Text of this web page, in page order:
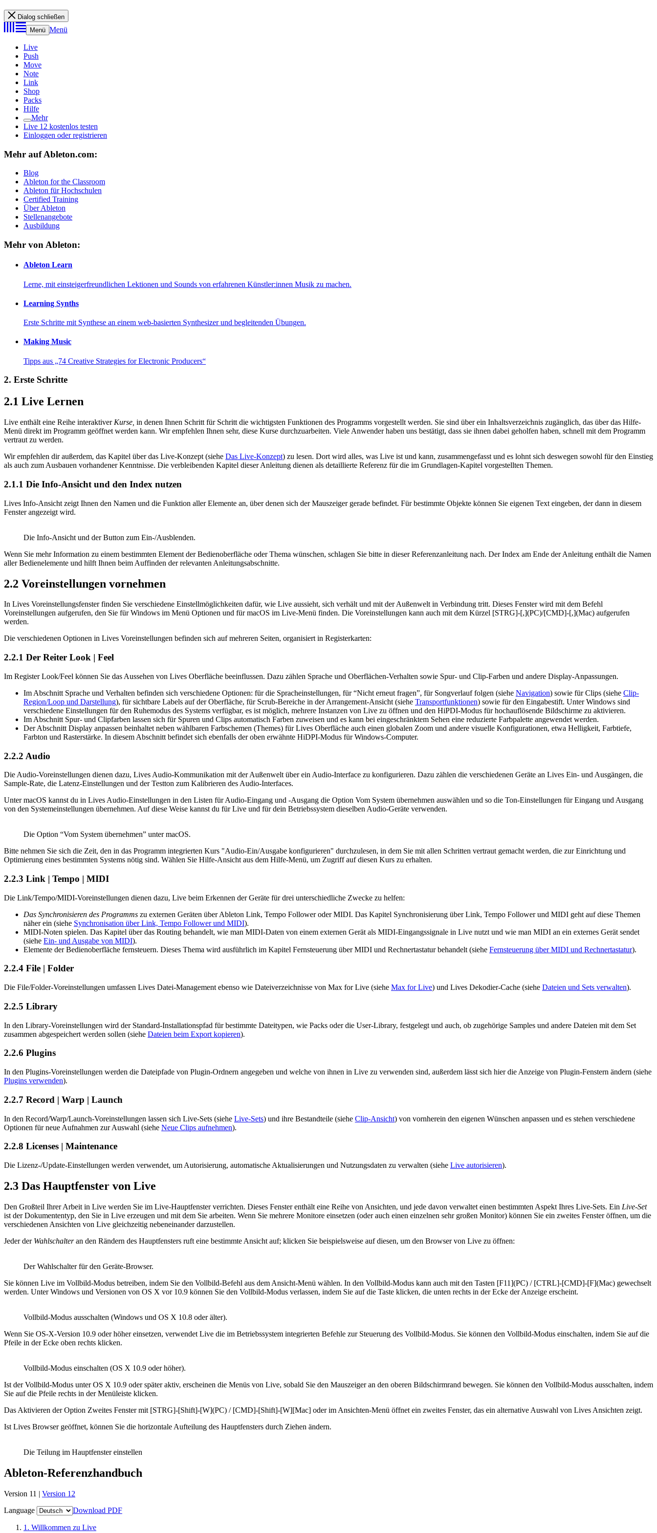
Dialog schließen
Menü Menü
Live
Push
Move
Note
Link
Shop
Packs
Hilfe
Mehr
Live 12 kostenlos testen
Einloggen oder registrieren
Mehr auf Ableton.com:
Blog
Ableton for the Classroom
Ableton für Hochschulen
Certified Training
Über Ableton
Stellenangebote
Ausbildung
Mehr von Ableton:
Ableton Learn
Lerne, mit einsteigerfreundlichen Lektionen und Sounds von erfahrenen Künstler:innen Musik zu machen.
Learning Synths
Erste Schritte mit Synthese an einem web-basierten Synthesizer und begleitenden Übungen.
Making Music
Tipps aus „74 Creative Strategies for Electronic Producers“
2. Erste Schritte
2.1 Live Lernen
Live enthält eine Reihe interaktiver Kurse, in denen Ihnen Schritt für Schritt die wichtigsten Funktionen des Programms vorgestellt werden. Sie sind über ein Inhaltsverzeichnis zugänglich, das über das Hilfe-
Menü direkt im Programm geöffnet werden kann. Wir empfehlen Ihnen sehr, diese Kurse durchzuarbeiten. Viele Anwender haben uns bestätigt, dass sie ihnen dabei geholfen haben, schnell mit dem Programm
vertraut zu werden.
Wir empfehlen dir außerdem, das Kapitel über das Live-Konzept (siehe Das Live-Konzept) zu lesen. Dort wird alles, was Live ist und kann, zusammengefasst und es lohnt sich deswegen sowohl für den Einstieg
als auch zum Ausbauen vorhandener Kenntnisse. Die verbleibenden Kapitel dieser Anleitung dienen als detaillierte Referenz für die im Grundlagen-Kapitel vorgestellten Themen.
2.1.1 Die Info-Ansicht und den Index nutzen
Lives Info-Ansicht zeigt Ihnen den Namen und die Funktion aller Elemente an, über denen sich der Mauszeiger gerade befindet. Für bestimmte Objekte können Sie eigenen Text eingeben, der dann in diesem
Fenster angezeigt wird.
Die Info-Ansicht und der Button zum Ein-/Ausblenden.
Wenn Sie mehr Information zu einem bestimmten Element der Bedienoberfläche oder Thema wünschen, schlagen Sie bitte in dieser Referenzanleitung nach. Der Index am Ende der Anleitung enthält die Namen
aller Bedienelemente und hilft Ihnen beim Auffinden der relevanten Anleitungsabschnitte.
2.2 Voreinstellungen vornehmen
In Lives Voreinstellungsfenster finden Sie verschiedene Einstellmöglichkeiten dafür, wie Live aussieht, sich verhält und mit der Außenwelt in Verbindung tritt. Dieses Fenster wird mit dem Befehl
Voreinstellungen aufgerufen, den Sie für Windows im Menü Optionen und für macOS im Live-Menü finden. Die Voreinstellungen kann auch mit dem Kürzel [STRG]-[,](PC)/[CMD]-[,](Mac) aufgerufen
werden.
Die verschiedenen Optionen in Lives Voreinstellungen befinden sich auf mehreren Seiten, organisiert in Registerkarten:
2.2.1 Der Reiter Look | Feel
Im Register Look/Feel können Sie das Aussehen von Lives Oberfläche beeinflussen. Dazu zählen Sprache und Oberflächen-Verhalten sowie Spur- und Clip-Farben und andere Display-Anpassungen.
Im Abschnitt Sprache und Verhalten befinden sich verschiedene Optionen: für die Spracheinstellungen, für “Nicht erneut fragen”, für Songverlauf folgen (siehe Navigation) sowie für Clips (siehe Clip-
Region/Loop und Darstellung), für sichtbare Labels auf der Oberfläche, für Scrub-Bereiche in der Arrangement-Ansicht (siehe Transportfunktionen) sowie für den Eingabestift. Unter Windows sind
verschiedene Einstellungen für den Ruhemodus des Systems verfügbar, es ist möglich, mehrere Instanzen von Live zu öffnen und den HiPDI-Modus für hochauflösende Bildschirme zu aktivieren.
Im Abschnitt Spur- und Clipfarben lassen sich für Spuren und Clips automatisch Farben zuweisen und es kann bei eingeschränktem Sehen eine reduzierte Farbpalette angewendet werden.
Der Abschnitt Display anpassen beinhaltet neben wählbaren Farbschemen (Themes) für Lives Oberfläche auch einen globalen Zoom und andere visuelle Konfigurationen, etwa Helligkeit, Farbtiefe,
Farbton und Rasterstärke. In diesem Abschnitt befindet sich ebenfalls der oben erwähnte HiDPI-Modus für Windows-Computer.
2.2.2 Audio
Die Audio-Voreinstellungen dienen dazu, Lives Audio-Kommunikation mit der Außenwelt über ein Audio-Interface zu konfigurieren. Dazu zählen die verschiedenen Geräte an Lives Ein- und Ausgängen, die
Sample-Rate, die Latenz-Einstellungen und der Testton zum Kalibrieren des Audio-Interfaces.
Unter macOS kannst du in Lives Audio-Einstellungen in den Listen für Audio-Eingang und -Ausgang die Option Vom System übernehmen auswählen und so die Ton-Einstellungen für Eingang und Ausgang
von den Systemeinstellungen übernehmen. Auf diese Weise kannst du für Live und für dein Betriebssystem dieselben Audio-Geräte verwenden.
Die Option “Vom System übernehmen” unter macOS.
Bitte nehmen Sie sich die Zeit, den in das Programm integrierten Kurs "Audio-Ein/Ausgabe konfigurieren" durchzulesen, in dem Sie mit allen Schritten vertraut gemacht werden, die zur Einrichtung und
Optimierung eines bestimmten Systems nötig sind. Wählen Sie Hilfe-Ansicht aus dem Hilfe-Menü, um Zugriff auf diesen Kurs zu erhalten.
2.2.3 Link | Tempo | MIDI
Die Link/Tempo/MIDI-Voreinstellungen dienen dazu, Live beim Erkennen der Geräte für drei unterschiedliche Zwecke zu helfen:
Das Synchronisieren des Programms zu externen Geräten über Ableton Link, Tempo Follower oder MIDI. Das Kapitel Synchronisierung über Link, Tempo Follower und MIDI geht auf diese Themen
näher ein (siehe Synchronisation über Link, Tempo Follower und MIDI).
MIDI-Noten spielen. Das Kapitel über das Routing behandelt, wie man MIDI-Daten von einem externen Gerät als MIDI-Eingangssignale in Live nutzt und wie man MIDI an ein externes Gerät sendet
(siehe Ein- und Ausgabe von MIDI).
Elemente der Bedienoberfläche fernsteuern. Dieses Thema wird ausführlich im Kapitel Fernsteuerung über MIDI und Rechnertastatur behandelt (siehe Fernsteuerung über MIDI und Rechnertastatur).
2.2.4 File | Folder
Die File/Folder-Voreinstellungen umfassen Lives Datei-Management ebenso wie Dateiverzeichnisse von Max for Live (siehe Max for Live) und Lives Dekodier-Cache (siehe Dateien und Sets verwalten).
2.2.5 Library
In den Library-Voreinstellungen wird der Standard-Installationspfad für bestimmte Dateitypen, wie Packs oder die User-Library, festgelegt und auch, ob zugehörige Samples und andere Dateien mit dem Set
zusammen abgespeichert werden sollen (siehe Dateien beim Export kopieren).
2.2.6 Plugins
In den Plugins-Voreinstellungen werden die Dateipfade von Plugin-Ordnern angegeben und welche von ihnen in Live zu verwenden sind, außerdem lässt sich hier die Anzeige von Plugin-Fenstern ändern (siehe
Plugins verwenden).
2.2.7 Record | Warp | Launch
In den Record/Warp/Launch-Voreinstellungen lassen sich Live-Sets (siehe Live-Sets) und ihre Bestandteile (siehe Clip-Ansicht) von vornherein den eigenen Wünschen anpassen und es stehen verschiedene
Optionen für neue Aufnahmen zur Auswahl (siehe Neue Clips aufnehmen).
2.2.8 Licenses | Maintenance
Die Lizenz-/Update-Einstellungen werden verwendet, um Autorisierung, automatische Aktualisierungen und Nutzungsdaten zu verwalten (siehe Live autorisieren).
2.3 Das Hauptfenster von Live
Den Großteil Ihrer Arbeit in Live werden Sie im Live-Hauptfenster verrichten. Dieses Fenster enthält eine Reihe von Ansichten, und jede davon verwaltet einen bestimmten Aspekt Ihres Live-Sets. Ein Live-Set
ist der Dokumententyp, den Sie in Live erzeugen und mit dem Sie arbeiten. Wenn Sie mehrere Monitore einsetzen (oder auch einen einzelnen sehr großen Monitor) können Sie ein zweites Fenster öffnen, um die
verschiedenen Ansichten von Live gleichzeitig nebeneinander darzustellen.
Jeder der Wahlschalteran den Rändern des Hauptfensters ruft eine bestimmte Ansicht auf; klicken Sie beispielsweise auf diesen, um den Browser von Live zu öffnen:
Der Wahlschalter für den Geräte-Browser.
Sie können Live im Vollbild-Modus betreiben, indem Sie den Vollbild-Befehl aus dem Ansicht-Menü wählen. In den Vollbild-Modus kann auch mit den Tasten [F11](PC) / [CTRL]-[CMD]-[F](Mac) gewechselt
werden. Unter Windows und Versionen von OS X vor 10.9 können Sie den Vollbild-Modus verlassen, indem Sie auf die Taste klicken, die unten rechts in der Ecke der Anzeige erscheint.
Vollbild-Modus ausschalten (Windows und OS X 10.8 oder älter).
Wenn Sie OS-X-Version 10.9 oder höher einsetzen, verwendet Live die im Betriebssystem integrierten Befehle zur Steuerung des Vollbild-Modus. Sie können den Vollbild-Modus einschalten, indem Sie auf die
Pfeile in der Ecke oben rechts klicken.
Vollbild-Modus einschalten (OS X 10.9 oder höher).
Ist der Vollbild-Modus unter OS X 10.9 oder später aktiv, erscheinen die Menüs von Live, sobald Sie den Mauszeiger an den oberen Bildschirmrand bewegen. Sie können den Vollbild-Modus ausschalten, indem
Sie auf die Pfeile rechts in der Menüleiste klicken.
Das Aktivieren der Option Zweites Fenster mit [STRG]-[Shift]-[W](PC) / [CMD]-[Shift]-[W][Mac] oder im Ansichten-Menü öffnet ein zweites Fenster, das ein alternative Auswahl von Lives Ansichten zeigt.
Ist Lives Browser geöffnet, können Sie die horizontale Aufteilung des Hauptfensters durch Ziehen ändern.
Die Teilung im Hauptfenster einstellen
Ableton-Referenzhandbuch
Version 11 | Version 12
Language
Download PDF
1. Willkommen zu Live